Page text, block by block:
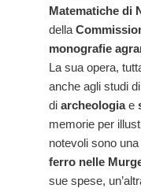
Matematiche di
della
monografie
La sua opera,
anche agli studi di
di archeologiae
memorie per
notevoli sono una
ferro nelle
sue spese,